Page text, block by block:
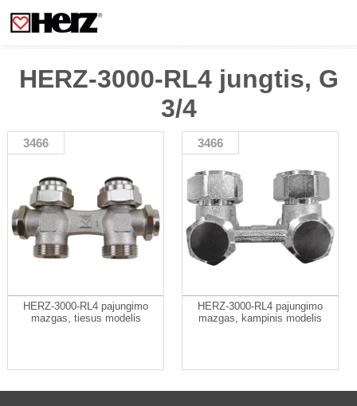
HERZ-3000-RL4 jungtis, G
3/4
3466
HERZ-3000-RL4 pajungimo
mazgas, tiesus modelis
3466
HERZ-3000-RL4 pajungimo
mazgas, kampinis modelis